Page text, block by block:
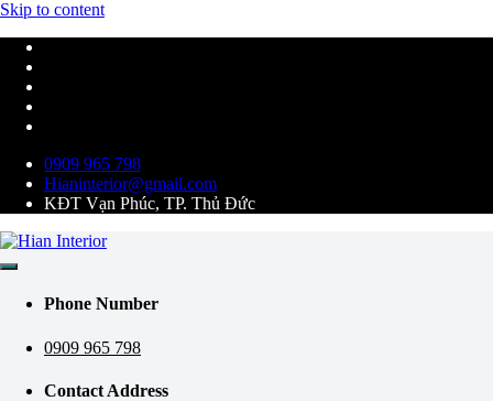
Skip to content
0909 965 798
Hianinterior@gmail.com
KĐT Vạn Phúc, TP. Thủ Đức
Hian Interior
Phone Number
0909 965 798
Contact Address